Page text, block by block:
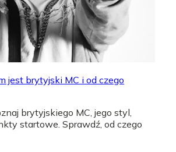
jest brytyjski MC i od czego
brytyjskiego MC, jego styl,
startowe. Sprawdź, od czego